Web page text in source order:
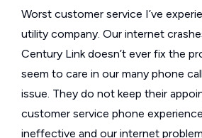
Worst customer service I’ve
utility company. Our internet
Century Link doesn’t ever fix the
seem to care in our many phone
issue. They do not keep their
customer service phone
ineffective and our internet